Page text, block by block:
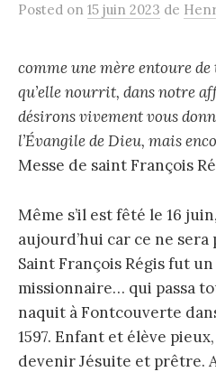
Posted on 15 juin 2023 de
comme une mère entoure de
qu’elle nourrit, dans notre
désirons vivement vous
l’Évangile de Dieu, mais
Messe de saint François
Même s’il est fêté le 16
aujourd’hui car ce ne sera
Saint François Régis fut
missionnaire… qui passa
naquit à Fontcouverte
1597. Enfant et élève
devenir Jésuite et prêtre.